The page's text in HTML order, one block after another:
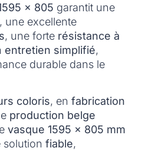
x 805 garantit une
une excellente
, une forte résistance à
entretien simplifié,
durable dans le
coloris, en fabrication
production belge
vasque 1595 x 805 mm
solution fiable,